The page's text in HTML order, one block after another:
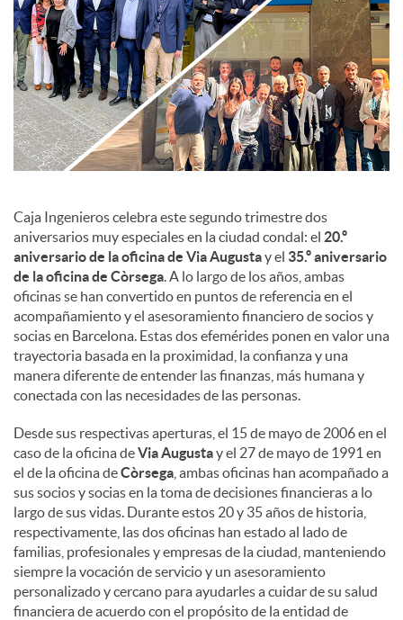
c
o
n
t
e
n
i
d
o
s
Caja Ingenieros celebra este segundo trimestre dos
aniversarios muy especiales en la ciudad condal: el 20.º
aniversario de la oficina de Via Augustay el 35.º aniversario
de la oficina de Còrsega. A lo largo de los años, ambas
oficinas se han convertido en puntos de referencia en el
acompañamiento y el asesoramiento financiero de socios y
socias en Barcelona. Estas dos efemérides ponen en valor una
trayectoria basada en la proximidad, la confianza y una
manera diferente de entender las finanzas, más humana y
conectada con las necesidades de las personas.
Desde sus respectivas aperturas, el 15 de mayo de 2006 en el
caso de la oficina deVia Augustay el 27 de mayo de 1991 en
el de la oficina deCòrsega , ambas oficinas han acompañado a
sus socios y socias en la toma de decisiones financieras a lo
largo de sus vidas. Durante estos 20 y 35 años de historia,
respectivamente, las dos oficinas han estado al lado de
familias, profesionales y empresas de la ciudad, manteniendo
siempre la vocación de servicio y un asesoramiento
personalizado y cercano para ayudarles a cuidar de su salud
financiera de acuerdo con el propósito de la entidad de